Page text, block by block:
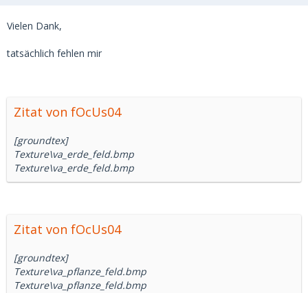
Vielen Dank,
tatsächlich fehlen mir
Zitat von fOcUs04
[groundtex]
Texture\va_erde_feld.bmp
Texture\va_erde_feld.bmp
Zitat von fOcUs04
[groundtex]
Texture\va_pflanze_feld.bmp
Texture\va_pflanze_feld.bmp